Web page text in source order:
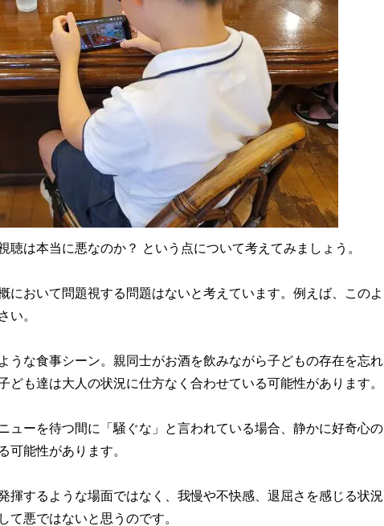
は本当に悪なのか？ という点について考えてみましょう。
おいて問題視する問題はないと考えています。例えば、このよ
い。
な食事シーン。親同士がお酒を飲みながら子どもの存在を忘れ
ども達は大人の状況に仕方なく合わせている可能性があります。
ーを待つ間に「騒ぐな」と言われている場合、静かに好奇心の
可能性があります。
するような場面ではなく、我慢や不快感、退屈さを感じる状況
て悪ではないと思うのです。